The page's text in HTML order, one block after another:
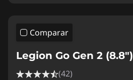
Comparar
Legion Go Gen 2 (8.8″)
(42)